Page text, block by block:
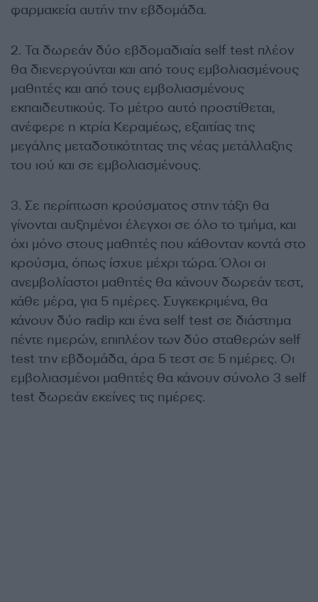
φαρμακεία αυτήν την εβδομάδα.
2. Τα δωρεάν δύο εβδομαδιαία self test πλέον
θα διενεργούνται και από τους εμβολιασμένους
μαθητές και από τους εμβολιασμένους
εκπαιδευτικούς. Το μέτρο αυτό προστίθεται,
ανέφερε η κτρία Κεραμέως, εξαιτίας της
μεγάλης μεταδοτικότητας της νέας μετάλλαξης
του ιού και σε εμβολιασμένους.
3. Σε περίπτωση κρούσματος στην τάξη θα
γίνονται αυξημένοι έλεγχοι σε όλο το τμήμα, και
όχι μόνο στους μαθητές που κάθονταν κοντά στο
κρούσμα, όπως ίσχυε μέχρι τώρα. Όλοι οι
ανεμβολίαστοι μαθητές θα κάνουν δωρεάν τεστ,
κάθε μέρα, για 5 ημέρες. Συγκεκριμένα, θα
κάνουν δύο radip και ένα self test σε διάστημα
πέντε ημερών, επιπλέον των δύο σταθερών self
test την εβδομάδα, άρα 5 τεστ σε 5 ημέρες. Οι
εμβολιασμένοι μαθητές θα κάνουν σύνολο 3 self
test δωρεάν εκείνες τις ημέρες.